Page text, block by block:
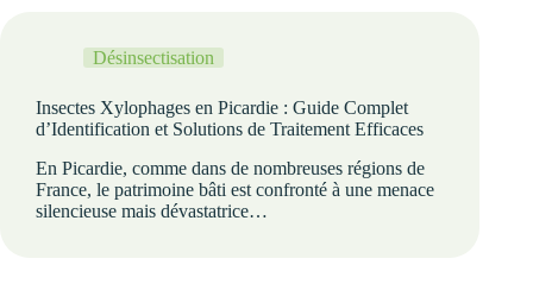
Désinsectisation
Insectes Xylophages en Picardie : Guide Complet
d’Identification et Solutions de Traitement Efficaces
En Picardie, comme dans de nombreuses régions de
France, le patrimoine bâti est confronté à une menace
silencieuse mais dévastatrice…